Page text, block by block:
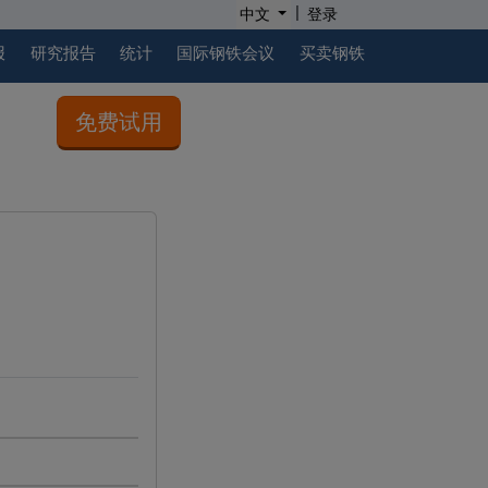
中文 | 登录
研究报告 统计 国际钢铁会议 买卖钢铁
免费试用